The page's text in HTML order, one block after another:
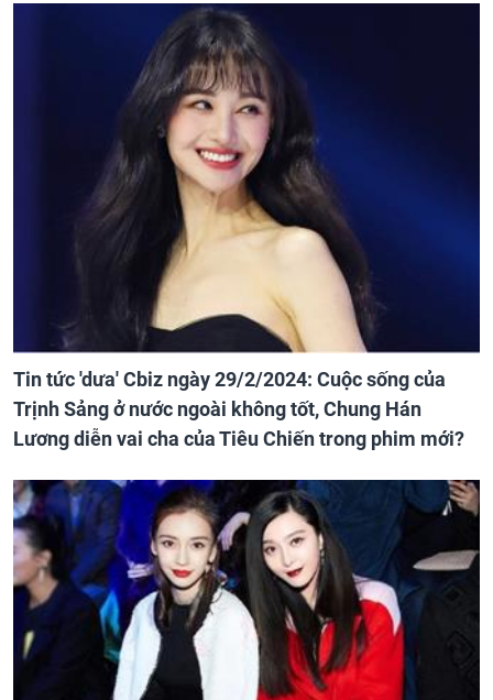
Tin tức 'dưa' Cbiz ngày 29/2/2024: Cuộc sống của
Trịnh Sảng ở nước ngoài không tốt, Chung Hán
Lương diễn vai cha của Tiêu Chiến trong phim mới?